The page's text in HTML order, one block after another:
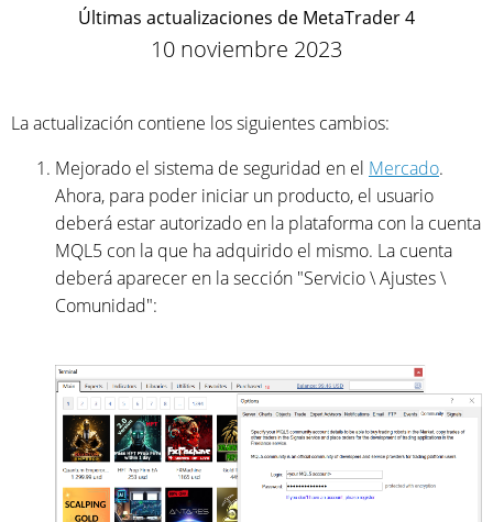
Últimas actualizaciones de MetaTrader 4
10 noviembre 2023
La actualización contiene los siguientes cambios:
Mejorado el sistema de seguridad en el Mercado.
Ahora, para poder iniciar un producto, el usuario
deberá estar autorizado en la plataforma con la cuenta
MQL5 con la que ha adquirido el mismo. La cuenta
deberá aparecer en la sección "Servicio \ Ajustes \
Comunidad":